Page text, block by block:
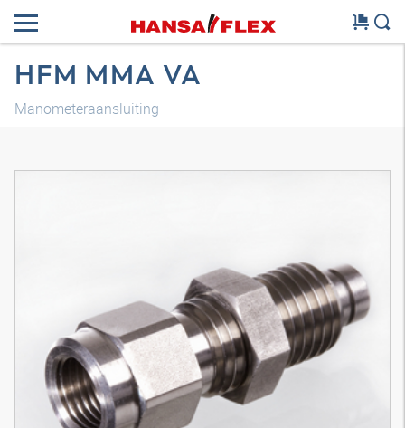
HFM MMA VA
Manometeraansluiting